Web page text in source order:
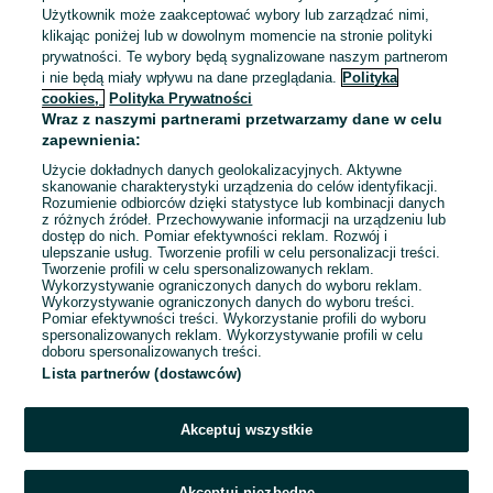
stawka godzinowa + możliwość akordu, od zaraz |
Zielona Góra i okolice | РОБОТА НА УТЕПЛЕННІ
ФАСАДІВ
40 - 70 zł / godz. brutto
Zielona Góra
Pełny etat
Umowa o pracę, Praktyka / staż, Umowa zlecenie
Odpowiednie doświadczenie zawodowe
Miejsce pracy: Częste podróże służbowe
Pracownicy z Ukrainy: 🇺🇦 Запрошуємо людей з України
(Zapraszamy pracowników z Ukrainy), 🇺🇦 Польська мова
не обов'язкова (Jęz. polski niewymagany)
Odświeżono dnia 07 sierpnia 2026
Strona główna Praca Prace magazynowe
KATEGORIA
Użytkownik może zaakceptować wybory lub zarządzać nimi,
klikając poniżej lub w dowolnym momencie na stronie polityki
prywatności. Te wybory będą sygnalizowane naszym partnerom
i nie będą miały wpływu na dane przeglądania. Polityka
cookies,
Polityka Prywatności
Wraz z naszymi partnerami przetwarzamy dane w celu
zapewnienia:
Użycie dokładnych danych geolokalizacyjnych. Aktywne
skanowanie charakterystyki urządzenia do celów identyfikacji.
Rozumienie odbiorców dzięki statystyce lub kombinacji danych
z różnych źródeł. Przechowywanie informacji na urządzeniu lub
dostęp do nich. Pomiar efektywności reklam. Rozwój i
ulepszanie usług. Tworzenie profili w celu personalizacji treści.
Tworzenie profili w celu spersonalizowanych reklam.
Wykorzystywanie ograniczonych danych do wyboru reklam.
Wykorzystywanie ograniczonych danych do wyboru treści.
Pomiar efektywności treści. Wykorzystanie profili do wyboru
spersonalizowanych reklam. Wykorzystywanie profili w celu
doboru spersonalizowanych treści.
Lista partnerów (dostawców)
Akceptuj wszystkie